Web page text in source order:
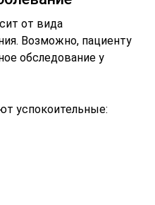
от вида
Возможно, пациенту
обследование у
успокоительные: